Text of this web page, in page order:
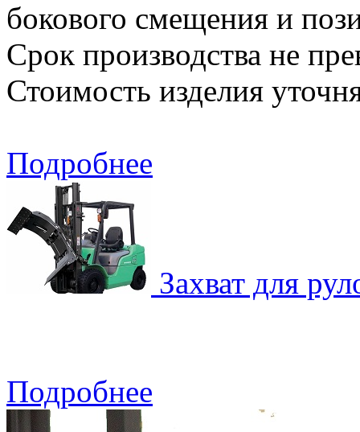
бокового смещения и
Срок производства не
Стоимость изделия
Подробнее
Захват для
Подробнее